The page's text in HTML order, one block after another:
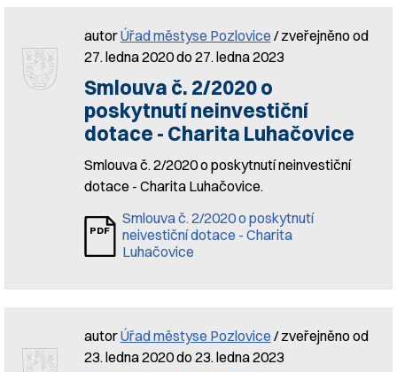
autorÚřad městyse Pozlovice / zveřejněno od
27. ledna 2020 do 27. ledna 2023
Smlouva č. 2/2020 o
poskytnutí neinvestiční
dotace - Charita Luhačovice
Smlouva č. 2/2020 o poskytnutí neinvestiční
dotace - Charita Luhačovice.
Smlouva č. 2/2020 o poskytnutí
neivestiční dotace - Charita
Luhačovice
autorÚřad městyse Pozlovice / zveřejněno od
23. ledna 2020 do 23. ledna 2023